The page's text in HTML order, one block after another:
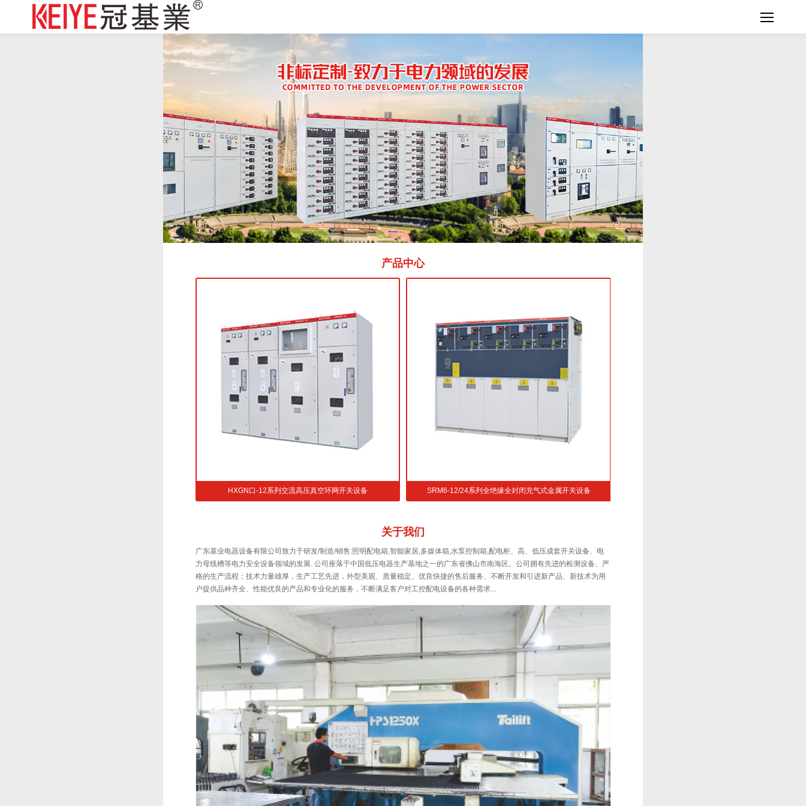
产品中心
SRM6-12/24系列全绝缘全封闭充气式金属开关设备 GTXGN口-12/24系列固体绝缘环网开关柜
关于我们
广东基业电器设备有限公司致力于研发/制造/销售:照明配电箱,智能家居,多媒体箱,水泵控制箱,配电柜、高、低压成套开关设备、电
力母线槽等电力安全设备领域的发展. 公司座落于中国低压电器生产基地之一的广东省佛山市南海区。公司拥有先进的检测设备、严
格的生产流程；技术力量雄厚，生产工艺先进，外型美观、质量稳定、优良快捷的售后服务、不断开发和引进新产品、新技术为用
户提供品种齐全、性能优良的产品和专业化的服务，不断满足客户对工控配电设备的各种需求...